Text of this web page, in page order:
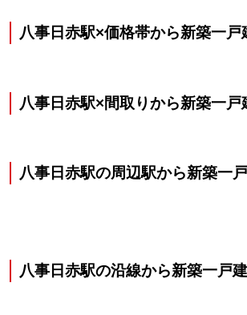
八事日赤駅×価格帯から新築一戸
八事日赤駅×間取りから新築一戸
八事日赤駅の周辺駅から新築一
八事日赤駅の沿線から新築一戸